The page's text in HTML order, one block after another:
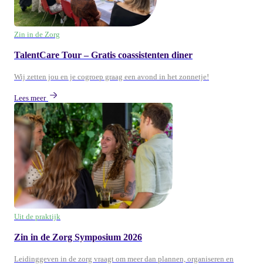
Zin in de Zorg
TalentCare Tour – Gratis coassistenten diner
Wij zetten jou en je cogroep graag een avond in het zonnetje!
Lees meer
Uit de praktijk
Zin in de Zorg Symposium 2026
Leidinggeven in de zorg vraagt om meer dan plannen, organiseren en